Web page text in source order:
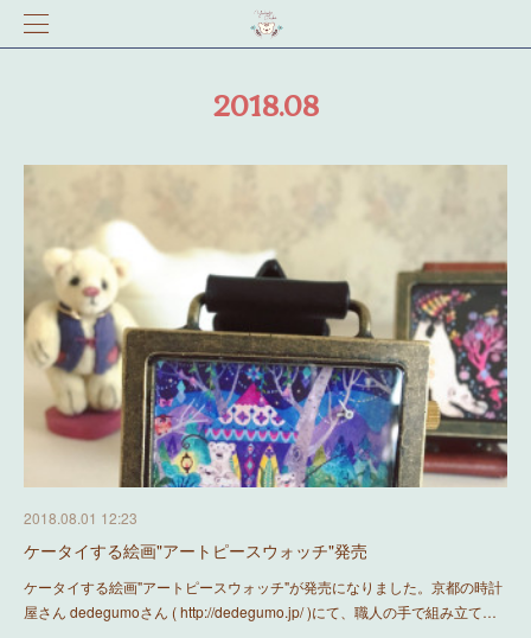
2018.08
2018.08.01 12:23
ケータイする絵画"アートピースウォッチ"発売
ケータイする絵画"アートピースウォッチ"が発売になりました。京都の時計
屋さん dedegumoさん ( http://dedegumo.jp/ )にて、職人の手で組み立て…